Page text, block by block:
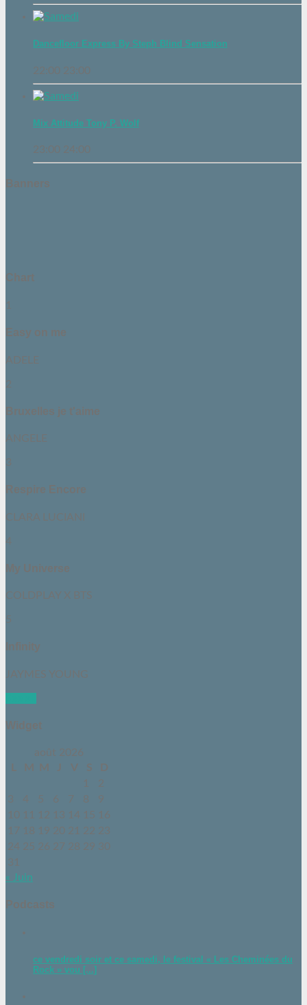
Dancefloor Express By Steph Blind Sensation
22:00 23:00
Mix Attitude Tony P. Wolf
23:00 24:00
Banners
Chart
1
Easy on me
ADELE
2
Bruxelles je t'aime
ANGELE
3
Respire Encore
CLARA LUCIANI
4
My Universe
COLDPLAY X BTS
5
Infinity
JAYMES YOUNG
Widget
août 2026
M M V S
D
1
2
3
4 5 6 7 8
9
10 11 12 13 14 15 16
17 18 19 20 21 22 23
24
25 26 27 28 29 30
31
« Juin
Podcasts
ce vendredi soir et ce samedi, le festival « Les Cheminées du
Rock » vou [...]